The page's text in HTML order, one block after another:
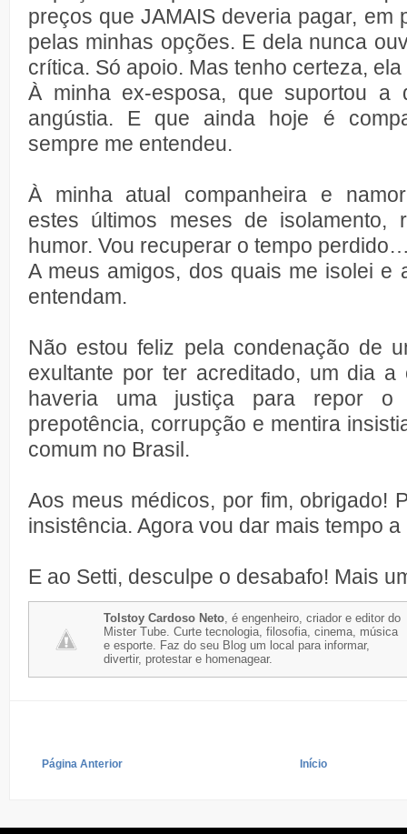
preços que JAMAIS deveria pagar, em
pelas minhas opções. E dela nunca
crítica. Só apoio. Mas tenho certeza,
À minha ex-esposa, que suportou
angústia. E que ainda hoje é
sempre me entendeu.
À minha atual companheira e
estes últimos meses de isolamento,
humor. Vou recuperar o tempo
A meus amigos, dos quais me isolei e
entendam.
Não estou feliz pela condenação de
exultante por ter acreditado, um dia
haveria uma justiça para repor o
prepotência, corrupção e mentira
comum no Brasil.
Aos meus médicos, por fim, obrigado!
insistência. Agora vou dar mais tempo a
E ao Setti, desculpe o desabafo! Mais
Tolstoy Cardoso Neto, é engenheiro, criador e editor do
Mister Tube. Curte tecnologia, filosofia, cinema, música
e esporte. Faz do seu Blog um local para informar,
divertir, protestar e homenagear.
Página Anterior Início